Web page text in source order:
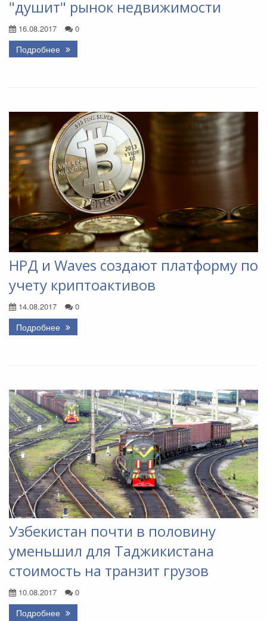
"душит" рынок недвижимости
16.08.2017 0
Подробнее
НРД и Waves создают платформу по
учету криптоактивов
14.08.2017 0
Подробнее
Узбекистан почти в половину
уменьшил для Таджикистана
стоимость на транзит грузов
10.08.2017 0
Подробнее